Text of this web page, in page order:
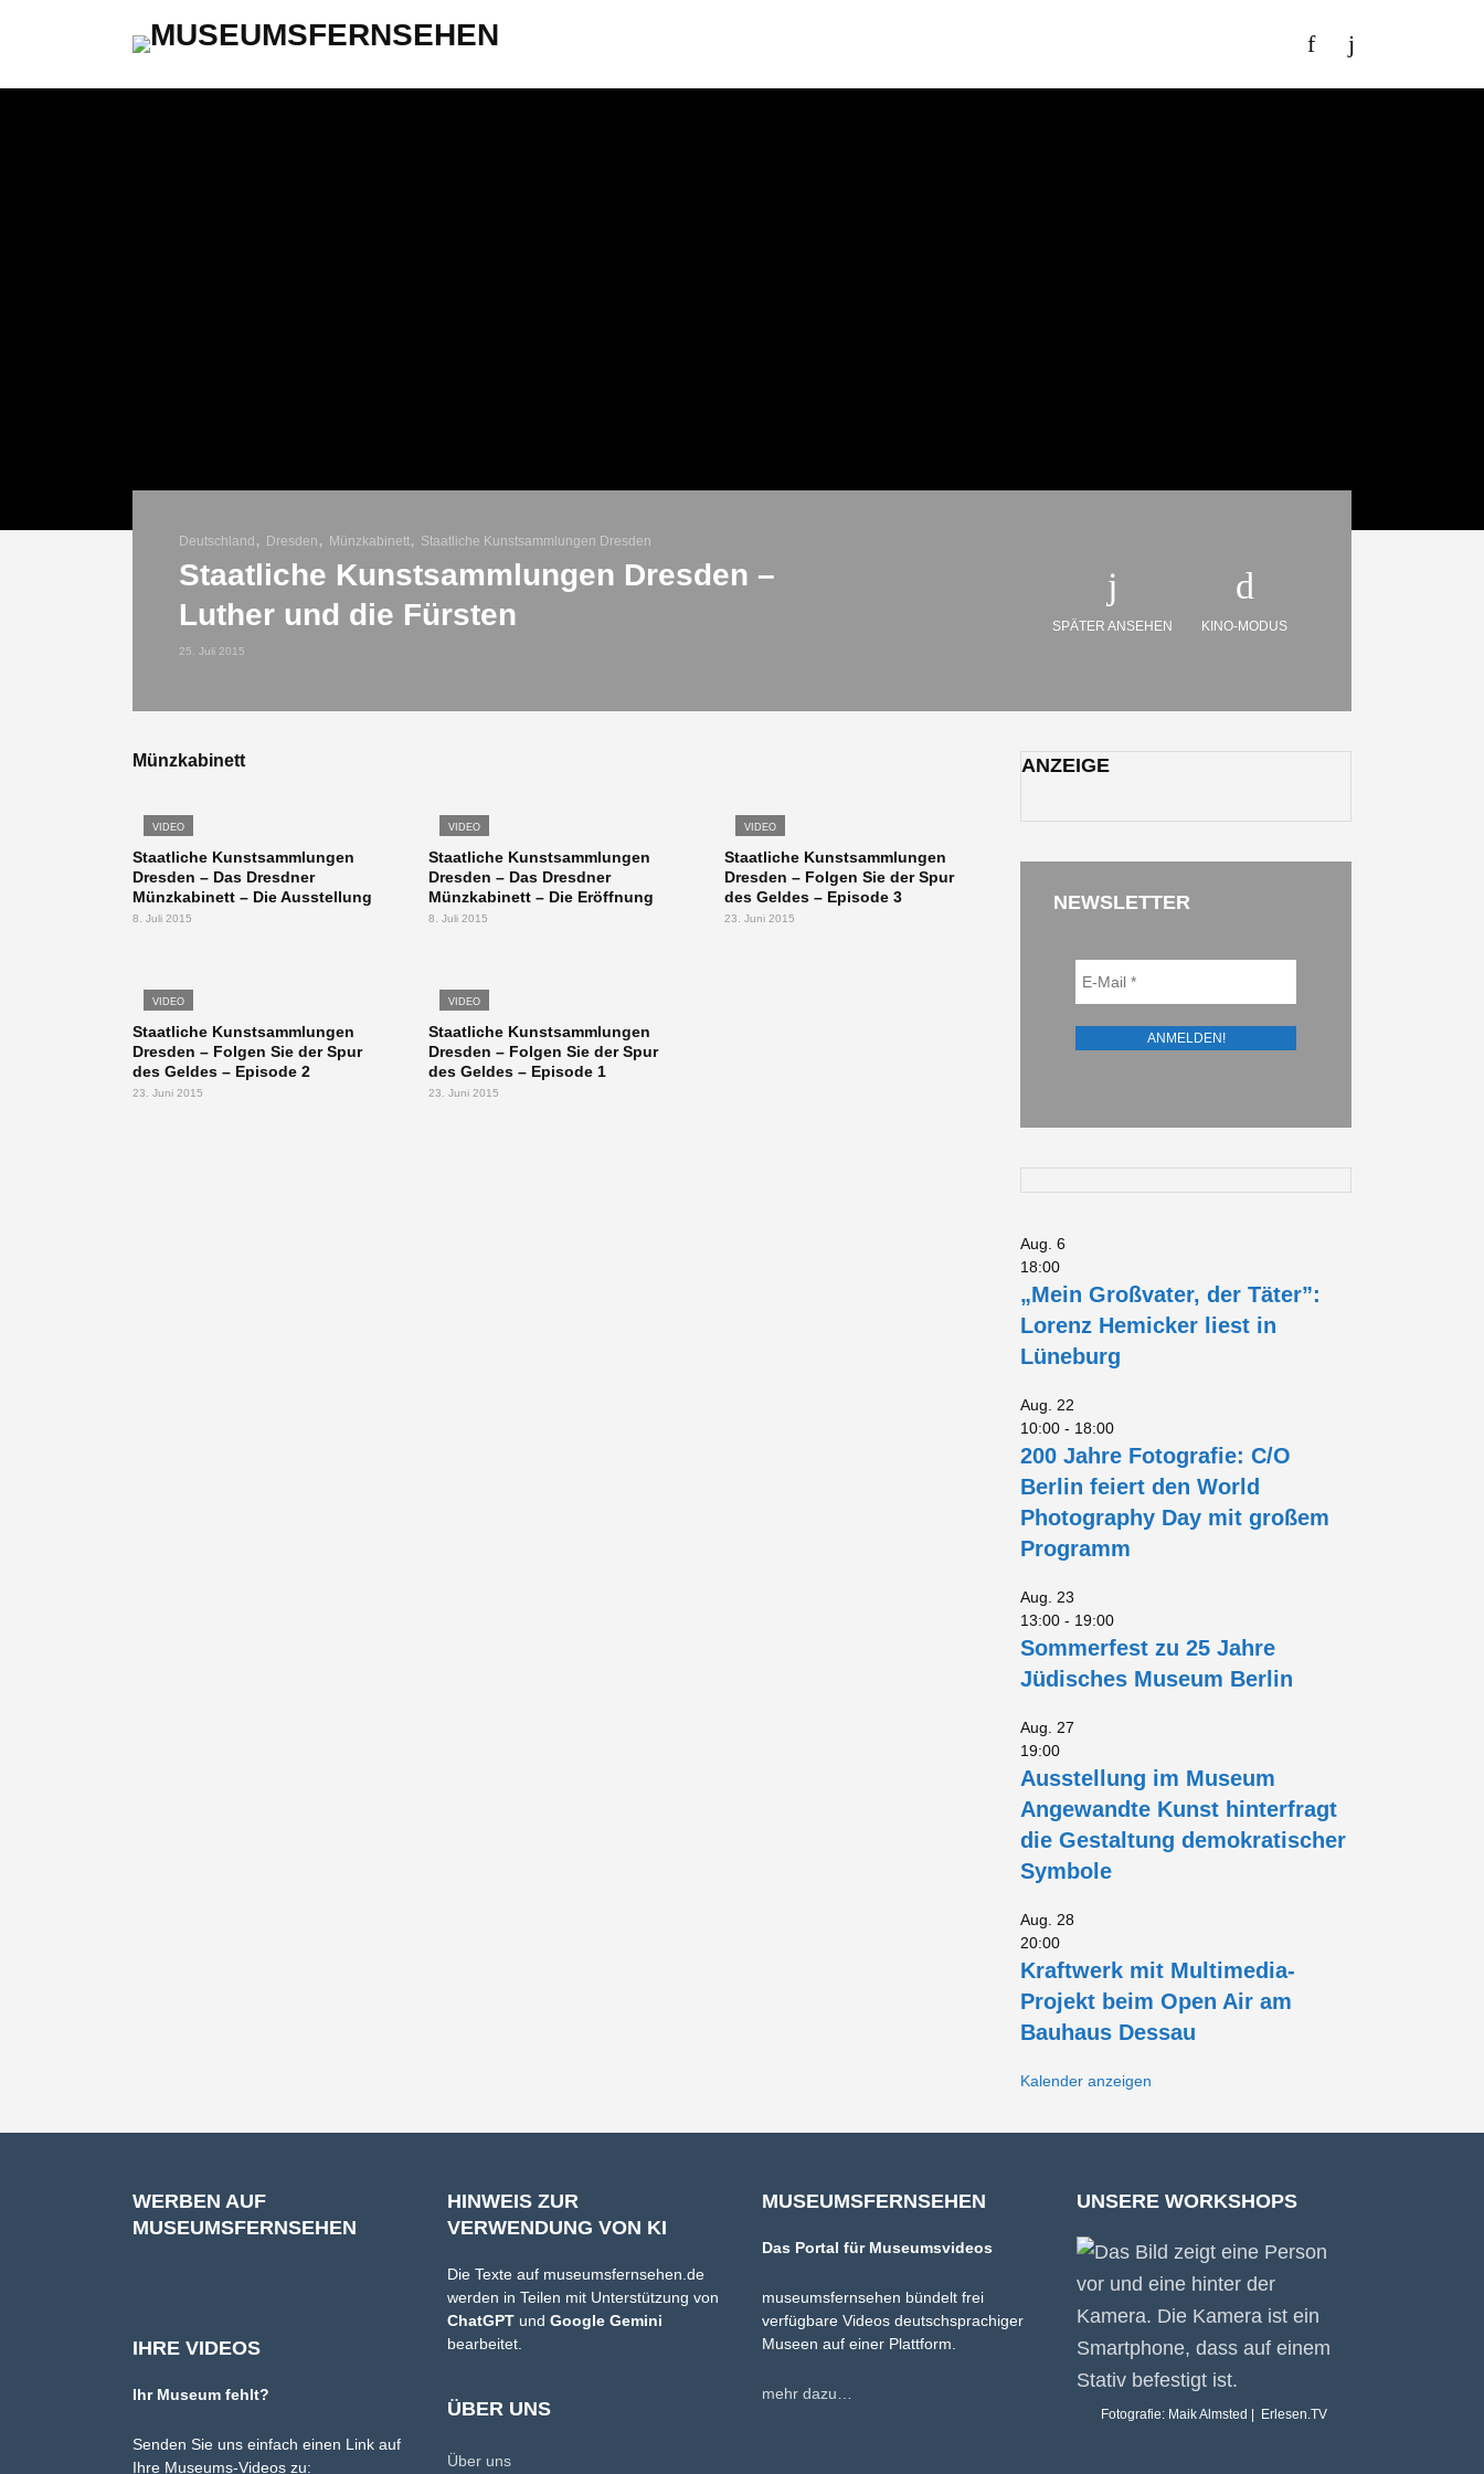
Deutschland , Dresden , Münzkabinett, Staatliche Kunstsammlungen Dresden
Staatliche Kunstsammlungen Dresden –
Luther und die Fürsten
25. Juli 2015
SPÄTER ANSEHEN KINO-MODUS
Münzkabinett
VIDEO
Staatliche Kunstsammlungen
Dresden – Das Dresdner
Münzkabinett – Die Ausstellung
8. Juli 2015
VIDEO
Staatliche Kunstsammlungen
Dresden – Das Dresdner
Münzkabinett – Die Eröffnung
8. Juli 2015
VIDEO
Staatliche Kunstsammlungen
Dresden – Folgen Sie der Spur
des Geldes – Episode 3
23. Juni 2015
VIDEO
Staatliche Kunstsammlungen
Dresden – Folgen Sie der Spur
des Geldes – Episode 2
23. Juni 2015
VIDEO
Staatliche Kunstsammlungen
Dresden – Folgen Sie der Spur
des Geldes – Episode 1
23. Juni 2015
ANZEIGE
NEWSLETTER
Aug. 6
18:00
„Mein Großvater, der Täter”:
Lorenz Hemicker liest in
Lüneburg
Aug. 22
10:00 - 18:00
200 Jahre Fotografie: C/O
Berlin feiert den World
Photography Day mit großem
Programm
Aug. 23
13:00 - 19:00
Sommerfest zu 25 Jahre
Jüdisches Museum Berlin
Aug. 27
19:00
Ausstellung im Museum
Angewandte Kunst hinterfragt
die Gestaltung demokratischer
Symbole
Aug. 28
20:00
Kraftwerk mit Multimedia-
Projekt beim Open Air am
Bauhaus Dessau
Kalender anzeigen
WERBEN AUF
MUSEUMSFERNSEHEN
IHRE VIDEOS
Ihr Museum fehlt?
Senden Sie uns einfach einen Link auf
Ihre Museums-Videos zu:
HINWEIS ZUR
VERWENDUNG VON KI
Die Texte auf museumsfernsehen.de
werden in Teilen mit Unterstützung von
ChatGPT und Google Gemini
bearbeitet.
ÜBER UNS
Über uns
MUSEUMSFERNSEHEN
Das Portal für Museumsvideos
museumsfernsehen bündelt frei
verfügbare Videos deutschsprachiger
Museen auf einer Plattform.
mehr dazu…
UNSERE WORKSHOPS
Fotografie: Maik Almsted | Erlesen.TV